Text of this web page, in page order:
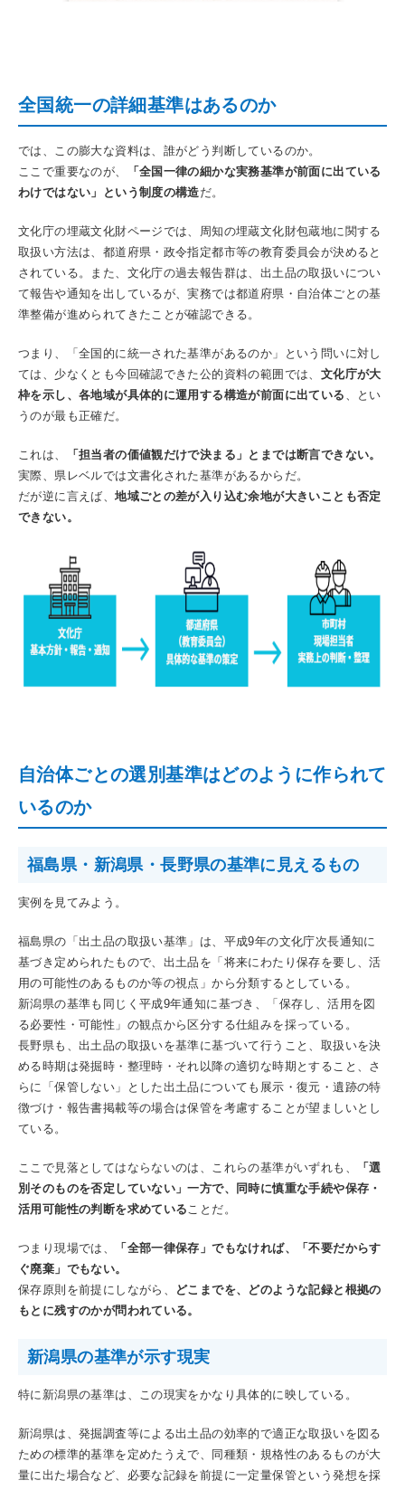
全国統一の詳細基準はあるのか
では、この膨大な資料は、誰がどう判断しているのか。
ここで重要なのが、
「全国一律の細かな実務基準が前面に出ている
わけではない」という制度の構造だ。
文化庁の埋蔵文化財ページでは、周知の埋蔵文化財包蔵地に関する
取扱い方法は、都道府県・政令指定都市等の教育委員会が決めると
されている。また、文化庁の過去報告群は、出土品の取扱いについ
て報告や通知を出しているが、実務では都道府県・自治体ごとの基
準整備が進められてきたことが確認できる。
つまり、「全国的に統一された基準があるのか」という問いに対し
ては、少なくとも今回確認できた公的資料の範囲では、 文化庁が大
枠を示し、各地域が具体的に運用する構造が前面に出ている
、とい
うのが最も正確だ。
これは、
「担当者の価値観だけで決まる」とまでは断言できない。
実際、県レベルでは文書化された基準があるからだ。
だが逆に言えば、地域ごとの差が入り込む余地が大きいことも否定
できない。
自治体ごとの選別基準はどのように作られて
いるのか
福島県・新潟県・長野県の基準に見えるもの
実例を見てみよう。
福島県の「出土品の取扱い基準」は、平成9年の文化庁次長通知に
基づき定められたもので、出土品を「将来にわたり保存を要し、活
用の可能性のあるものか等の視点」から分類するとしている。
新潟県の基準も同じく平成9年通知に基づき、「保存し、活用を図
る必要性・可能性」の観点から区分する仕組みを採っている。
長野県も、出土品の取扱いを基準に基づいて行うこと、取扱いを決
める時期は発掘時・整理時・それ以降の適切な時期とすること、さ
らに「保管しない」とした出土品についても展示・復元・遺跡の特
徴づけ・報告書掲載等の場合は保管を考慮することが望ましいとし
ている。
ここで見落としてはならないのは、これらの基準がいずれも、
「選
別そのものを否定していない」一方で、同時に慎重な手続や保存・
活用可能性の判断を求めている ことだ。
つまり現場では、
「全部一律保存」でもなければ、「不要だからす
ぐ廃棄」でもない。
保存原則を前提にしながら、
どこまでを、どのような記録と根拠の
もとに残すのかが問われている。
新潟県の基準が示す現実
特に新潟県の基準は、この現実をかなり具体的に映している。
新潟県は、発掘調査等による出土品の効率的で適正な取扱いを図る
ための標準的基準を定めたうえで、同種類・規格性のあるものが大
量に出た場合など、必要な記録を前提に一定量保管という発想を採